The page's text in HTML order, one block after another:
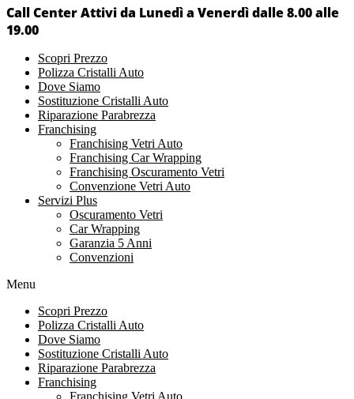
Call Center Attivi da Lunedì a Venerdì dalle 8.00 alle
19.00
Scopri Prezzo
Polizza Cristalli Auto
Dove Siamo
Sostituzione Cristalli Auto
Riparazione Parabrezza
Franchising
Franchising Vetri Auto
Franchising Car Wrapping
Franchising Oscuramento Vetri
Convenzione Vetri Auto
Servizi Plus
Oscuramento Vetri
Car Wrapping
Garanzia 5 Anni
Convenzioni
Menu
Scopri Prezzo
Polizza Cristalli Auto
Dove Siamo
Sostituzione Cristalli Auto
Riparazione Parabrezza
Franchising
Franchising Vetri Auto